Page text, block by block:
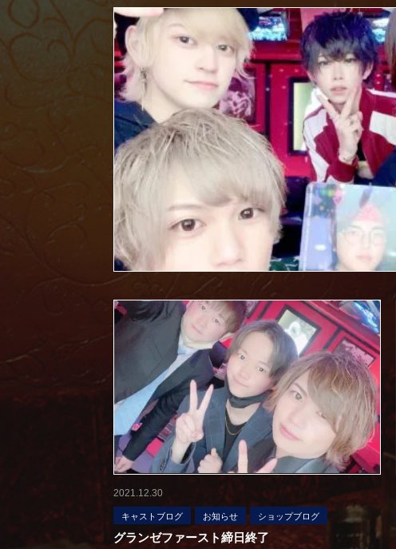
2021.12.30
キャストブログ お知らせ ショップブログ
グランゼファースト締日終了